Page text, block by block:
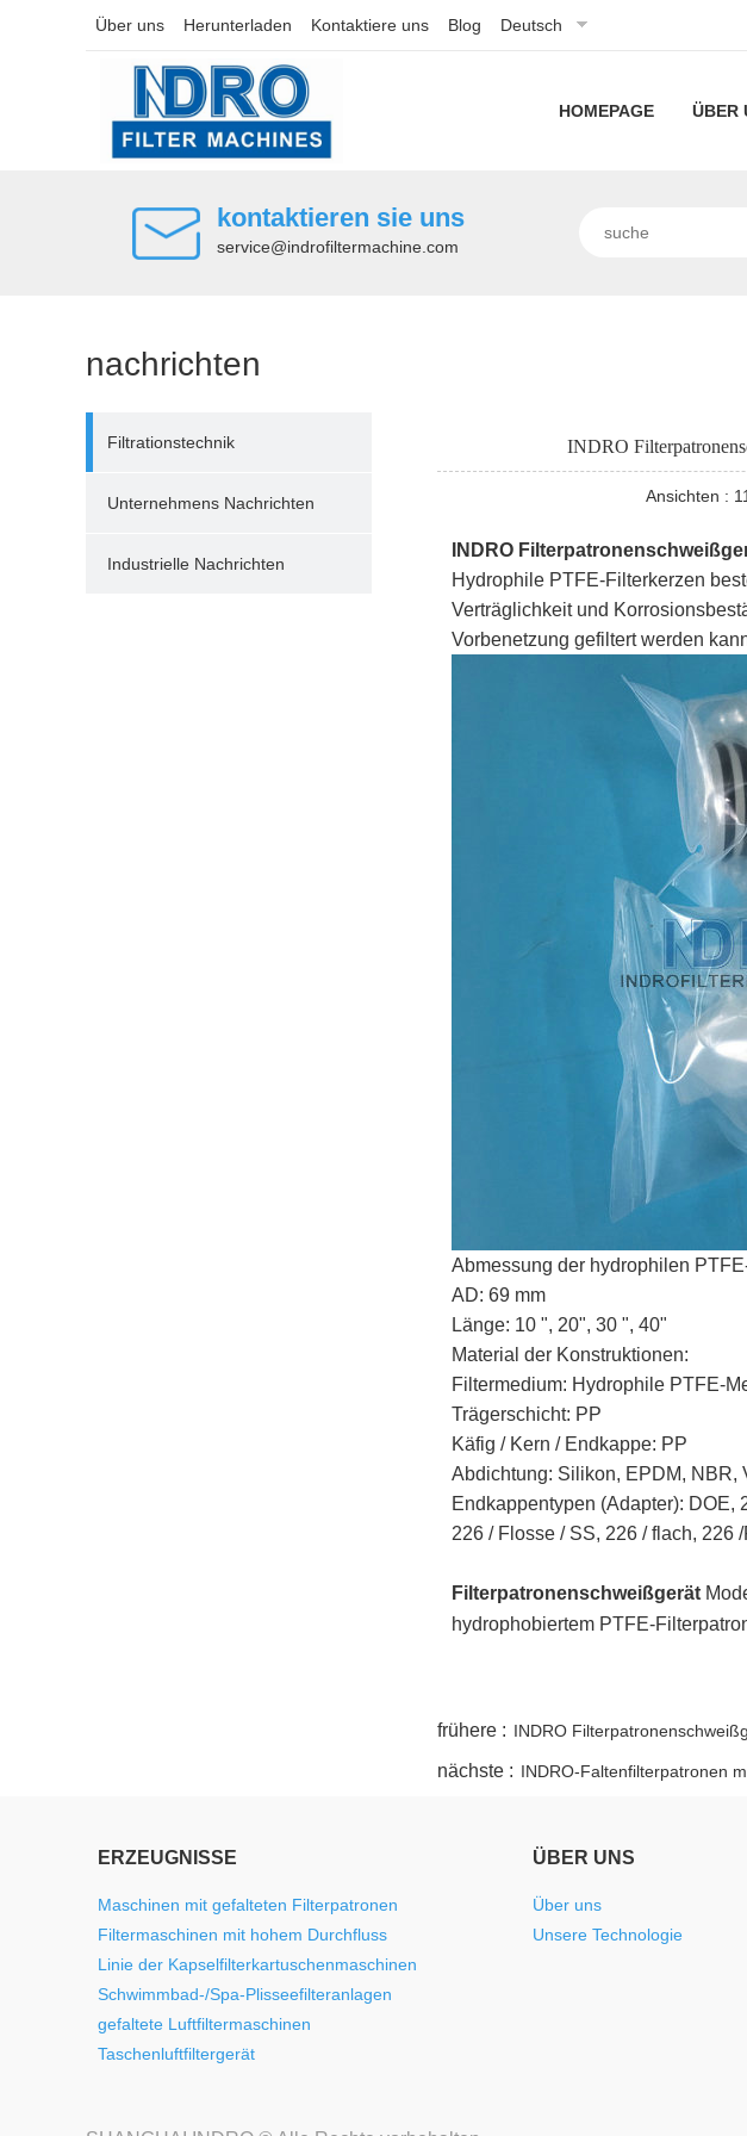
Über uns Herunterladen Kontaktiere uns Blog Deutsch
HOMEPAGE ÜBER
kontaktieren sie uns
service@indrofiltermachine.com
nachrichten
Filtrationstechnik
Unternehmens Nachrichten
Industrielle Nachrichten
INDRO
Ansichten :
INDRO
Hydrophile PTFE-Filterkerzen
Verträglichkeit und
Vorbenetzung gefiltert werden
Abmessung der hydrophilen
AD: 69 mm
Länge: 10 ", 20", 30 ", 40"
Material der Konstruktionen:
Filtermedium: Hydrophile PTFE-
Trägerschicht: PP
Käfig / Kern / Endkappe: PP
Abdichtung: Silikon, EPDM, NBR,
Endkappentypen (Adapter): DOE,
226 / Flosse / SS, 226 / flach, 226
Filterpatronenschweißgerät
hydrophobiertem PTFE-
frühere : INDRO
nächste : INDRO-Faltenfilterpatronen
ERZEUGNISSE
Maschinen mit gefalteten Filterpatronen
Filtermaschinen mit hohem Durchfluss
Linie der Kapselfilterkartuschenmaschinen
Schwimmbad-/Spa-Plisseefilteranlagen
gefaltete Luftfiltermaschinen
Taschenluftfiltergerät
ÜBER UNS
Über uns
Unsere Technologie